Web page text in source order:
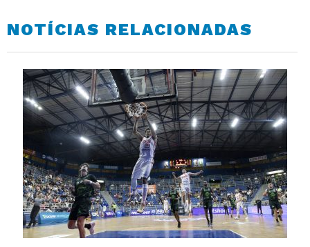
NOTÍCIAS RELACIONADAS